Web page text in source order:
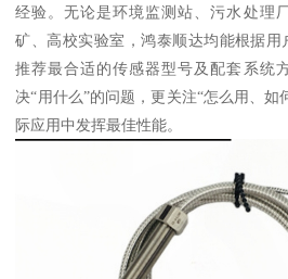
经验。无论是环境监测站、污水处理
矿、高校实验室，鸿泰顺达均能根据用
推荐最合适的传感器型号及配套系统
决“用什么”的问题，更关注“怎么用、如
际应用中发挥最佳性能。